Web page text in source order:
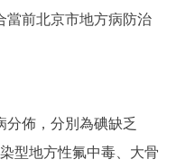
當前北京市地方病防治
佈，分別為碘缺乏
型地方性氟中毒、大骨